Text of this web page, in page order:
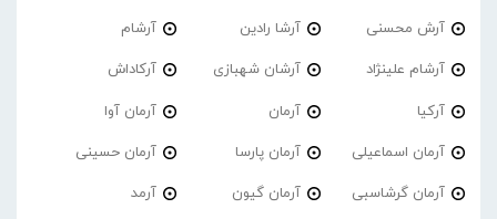
آرش محسنی آرشا رادین آرشام
آرشام علینژاد آرشان شهبازی آرکاداش
آرکیا آرمان آرمان آوا
آرمان اسماعیلی آرمان پارسا آرمان حسینی
آرمان گرشاسبی آرمان گیون آرمد